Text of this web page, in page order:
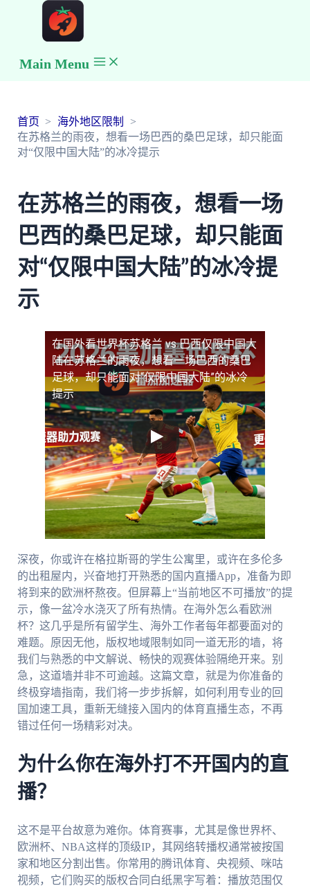
Main Menu
首页
海外地区限制
在苏格兰的雨夜，想看一场巴西的桑巴足球，却只能面
对“仅限中国大陆”的冰冷提示
在苏格兰的雨夜，想看一场
巴西的桑巴足球，却只能面
对“仅限中国大陆”的冰冷提
示
在国外看世界杯苏格兰 vs 巴西仅限中国大
陆在苏格兰的雨夜，想看一场巴西的桑巴
足球，却只能面对“仅限中国大陆”的冰冷
提示
深夜，你或许在格拉斯哥的学生公寓里，或许在多伦多
的出租屋内，兴奋地打开熟悉的国内直播App，准备为即
将到来的欧洲杯熬夜。但屏幕上“当前地区不可播放”的提
示，像一盆冷水浇灭了所有热情。在海外怎么看欧洲
杯？这几乎是所有留学生、海外工作者每年都要面对的
难题。原因无他，版权地域限制如同一道无形的墙，将
我们与熟悉的中文解说、畅快的观赛体验隔绝开来。别
急，这道墙并非不可逾越。这篇文章，就是为你准备的
终极穿墙指南，我们将一步步拆解，如何利用专业的回
国加速工具，重新无缝接入国内的体育直播生态，不再
错过任何一场精彩对决。
为什么你在海外打不开国内的直
播？
这不是平台故意为难你。体育赛事，尤其是像世界杯、
欧洲杯、NBA这样的顶级IP，其网络转播权通常被按国
家和地区分割出售。你常用的腾讯体育、央视频、咪咕
视频，它们购买的版权合同白纸黑字写着：播放范围仅